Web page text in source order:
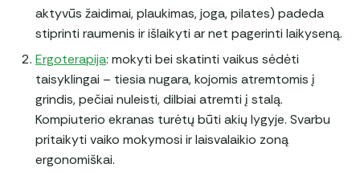
aktyvūs žaidimai, plaukimas, joga, pilates) padeda
stiprinti raumenis ir išlaikyti ar net pagerinti laikyseną.
Ergoterapija: mokyti bei skatinti vaikus sėdėti
taisyklingai – tiesia nugara, kojomis atremtomis į
grindis, pečiai nuleisti, dilbiai atremti į stalą.
Kompiuterio ekranas turėtų būti akių lygyje. Svarbu
pritaikyti vaiko mokymosi ir laisvalaikio zoną
ergonomiškai.